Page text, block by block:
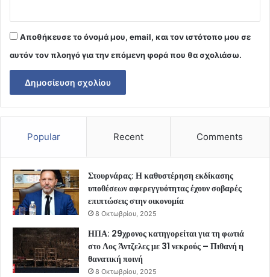
Αποθήκευσε το όνομά μου, email, και τον ιστότοπο μου σε
αυτόν τον πλοηγό για την επόμενη φορά που θα σχολιάσω.
Popular Recent Comments
Στουρνάρας: Η καθυστέρηση εκδίκασης
υποθέσεων αφερεγγυότητας έχουν σοβαρές
επιπτώσεις στην οικονομία
8 Οκτωβρίου, 2025
ΗΠΑ: 29χρονος κατηγορείται για τη φωτιά
στο Λος Άντζελες με 31 νεκρούς – Πιθανή η
θανατική ποινή
8 Οκτωβρίου, 2025